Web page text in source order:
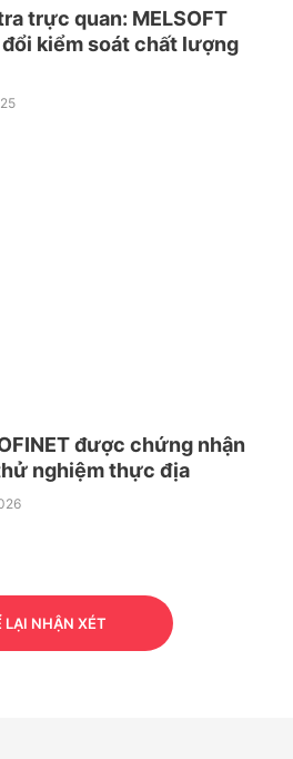
trực quan: MELSOFT
kiểm soát chất lượng
được chứng nhận
nghiệm thực địa
LẠI NHẬN XÉT